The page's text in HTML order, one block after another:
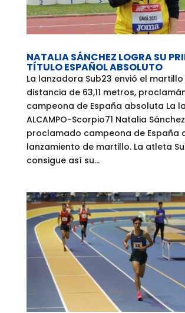
NATALIA SÁNCHEZ LOGRA SU
TÍTULO ESPAÑOL ABSOLUTO
La lanzadora Sub23 envió el
distancia de 63,11 metros,
campeona de España absoluta La
ALCAMPO-Scorpio71 Natalia
proclamado campeona de España
lanzamiento de martillo. La atleta
consigue así su...